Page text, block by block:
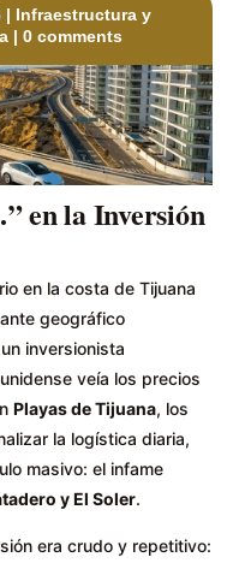
| Infraestructura y
|0 comments
en la Inversión
en la costa de Tijuana
geográfico
inversionista
veía los precios
Playas de Tijuana, los
la logística diaria,
masivo: el infame
y El Soler.
era crudo y repetitivo: